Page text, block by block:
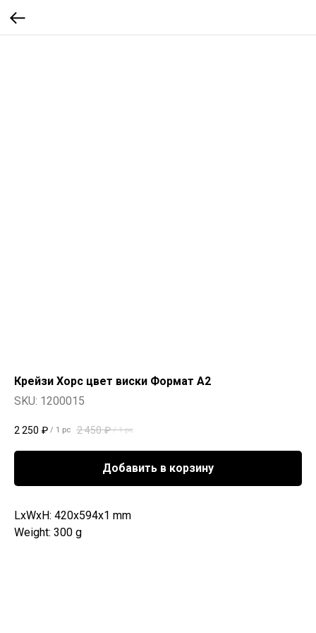
Крейзи Хорс цвет виски Формат А2
SKU: 1200015
2 250 ₽ / 1 pc 2 450 ₽ / 1 pc
Добавить в корзину
LxWxH: 420x594x1 mm
Weight: 300 g